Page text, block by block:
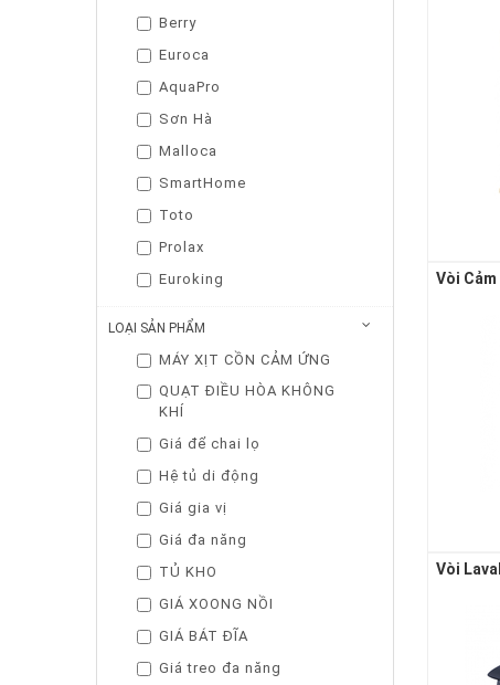
Berry
Euroca
AquaPro
Sơn Hà
Malloca
SmartHome
Toto
Prolax
Euroking
LOẠI SẢN PHẨM
MÁY XỊT CỒN CẢM ỨNG
QUẠT ĐIỀU HÒA KHÔNG
KHÍ
Giá để chai lọ
Hệ tủ di động
Giá gia vị
Giá đa năng
TỦ KHO
GIÁ XOONG NỒI
GIÁ BÁT ĐĨA
Giá treo đa năng